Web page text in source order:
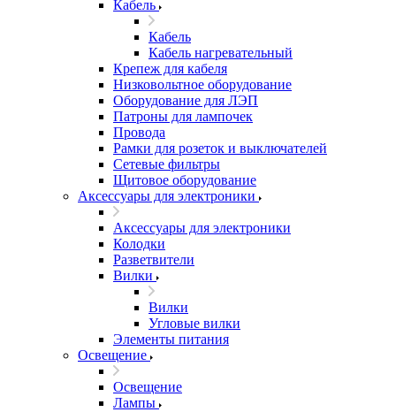
Кабель
Кабель
Кабель нагревательный
Крепеж для кабеля
Низковольтное оборудование
Оборудование для ЛЭП
Патроны для лампочек
Провода
Рамки для розеток и выключателей
Сетевые фильтры
Щитовое оборудование
Аксессуары для электроники
Аксессуары для электроники
Колодки
Разветвители
Вилки
Вилки
Угловые вилки
Элементы питания
Освещение
Освещение
Лампы